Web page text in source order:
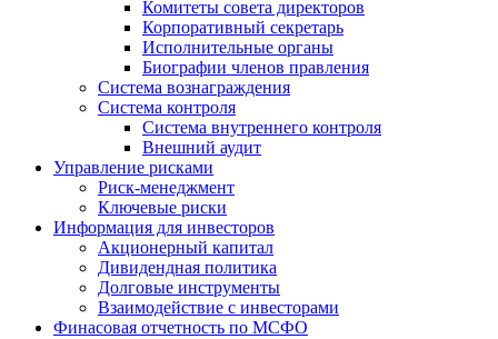
Комитеты совета директоров
Корпоративный секретарь
Исполнительные органы
Биографии членов правления
Система вознаграждения
Система контроля
Система внутреннего контроля
Внешний аудит
Управление рисками
Риск-менеджмент
Ключевые риски
Информация для инвесторов
Акционерный капитал
Дивидендная политика
Долговые инструменты
Взаимодействие с инвеcторами
Финасовая отчетность по МСФО